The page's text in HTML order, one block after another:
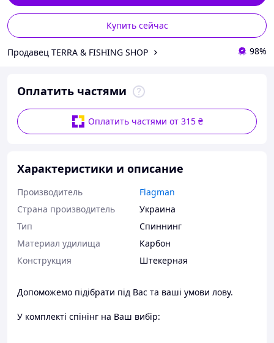
Купить сейчас
Продавец TERRA & FISHING SHOP 98%
Оплатить частями
Оплатить частями от 315 ₴
Характеристики и описание
Производитель
Flagman
Страна производитель
Украина
Тип
Спиннинг
Материал удилища
Карбон
Конструкция
Штекерная
Допоможемо підібрати під Вас та ваші умови лову.
У комплекті спінінг на Ваш вибір: